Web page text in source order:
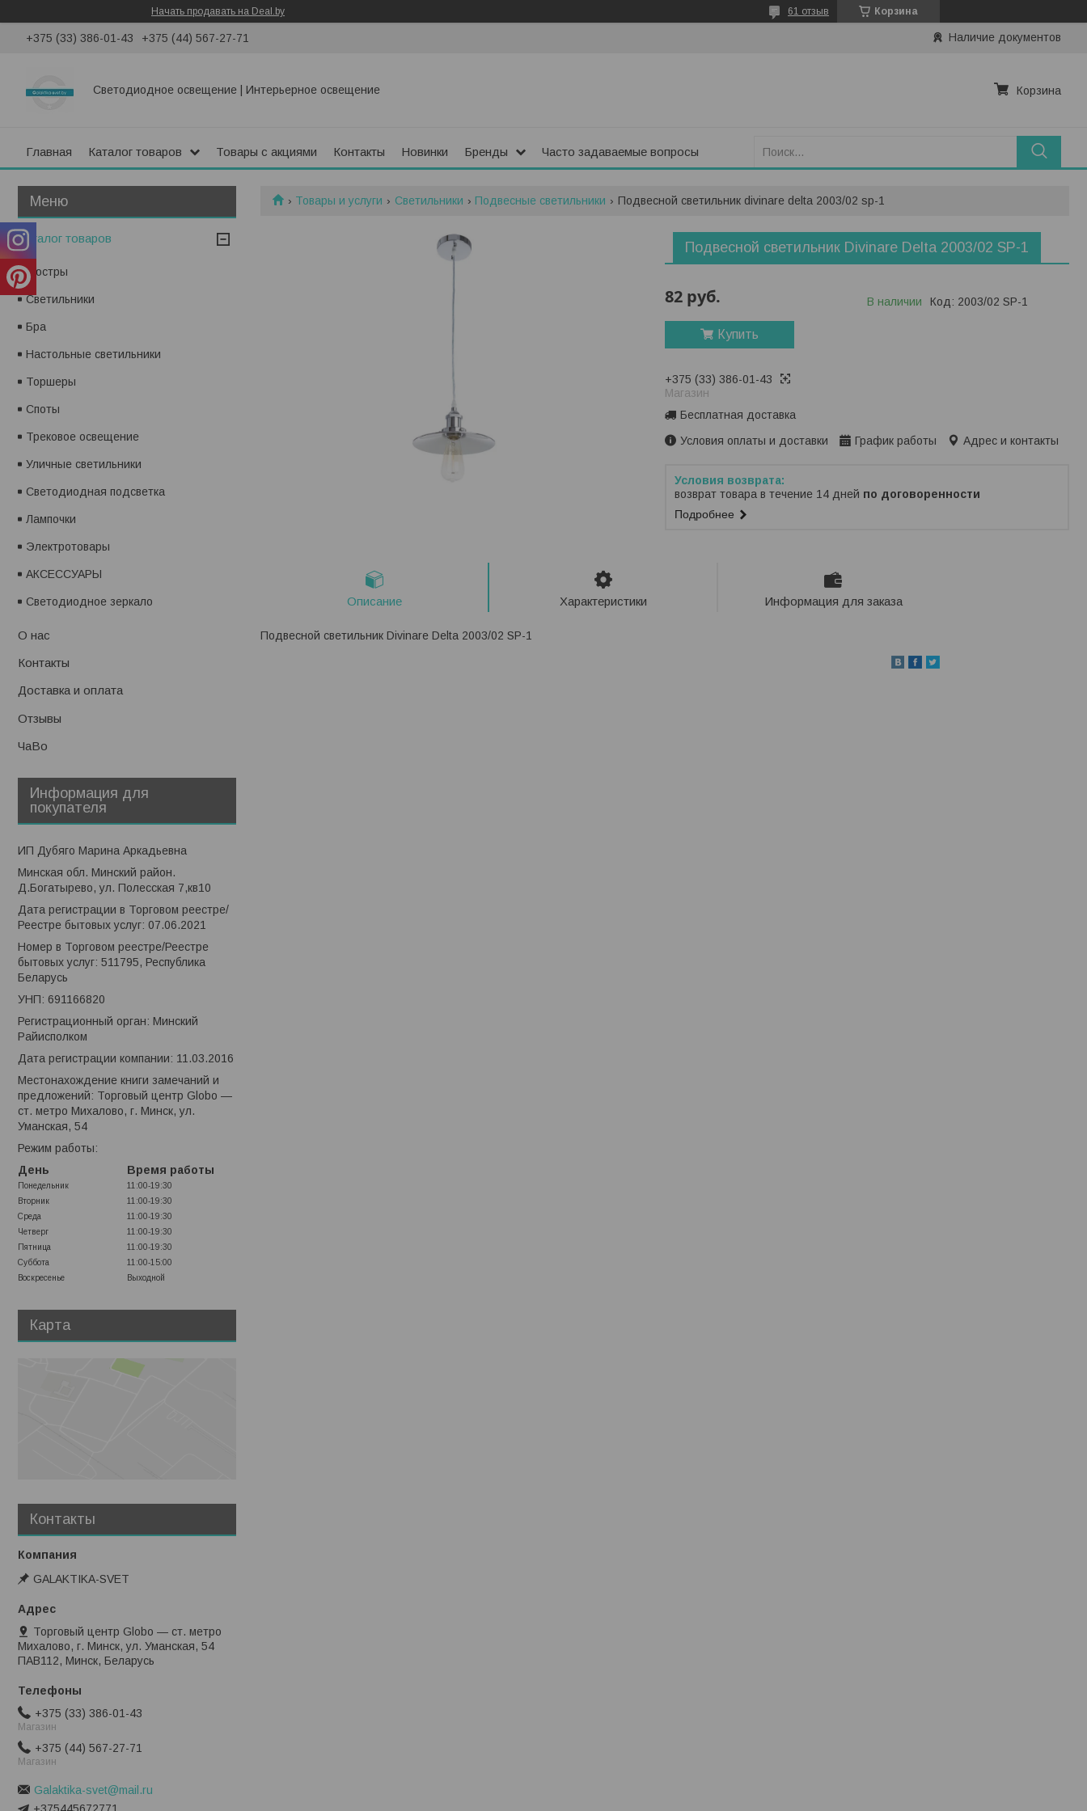
Начать продавать на Deal.by Корзина
61 отзыв
+375 (33) 386-01-43 +375 (44) 567-27-71 Наличие документов
Светодиодное освещение | Интерьерное освещение Корзина
Главная Каталог товаров Товары с акциями Контакты Новинки Бренды Часто задаваемые вопросы
Товары и услуги Светильники Подвесные светильники Подвесной светильник divinare delta 2003/02 sp-1
Подвесной светильник Divinare Delta 2003/02 SP-1
82 руб. В наличии Код: 2003/02 SP-1
Купить
+375 (33) 386-01-43
Магазин
Бесплатная доставка
Условия оплаты и доставки
График работы Адрес и контакты
возврат товара в течение 14 дней по договоренности
Подробнее
Описание Характеристики Информация для заказа
Подвесной светильник Divinare Delta 2003/02 SP-1
Каталог товаров
Люстры
Светильники
Бра
Настольные светильники
Торшеры
Споты
Трековое освещение
Уличные светильники
Светодиодная подсветка
Лампочки
Электротовары
АКСЕССУАРЫ
Светодиодное зеркало
О нас
Контакты
Доставка и оплата
Отзывы
ЧаВо
Информация для
покупателя
ИП Дубяго Марина Аркадьевна
Минская обл. Минский район.
Д.Богатырево, ул. Полесская 7,кв10
Дата регистрации в Торговом реестре/
Реестре бытовых услуг: 07.06.2021
Номер в Торговом реестре/Реестре
бытовых услуг: 511795, Республика
Беларусь
УНП: 691166820
Регистрационный орган: Минский
Райисполком
Дата регистрации компании: 11.03.2016
Местонахождение книги замечаний и
предложений: Торговый центр Globo —
ст. метро Михалово, г. Минск, ул.
Уманская, 54
Режим работы:
День
Время работы
Понедельник
11:00-19:30
Вторник
11:00-19:30
Среда
11:00-19:30
Четверг
11:00-19:30
Пятница
11:00-19:30
Суббота
11:00-15:00
Воскресенье
Выходной
Карта
Контакты
GALAKTIKA-SVET
Торговый центр Globo — ст. метро
Михалово, г. Минск, ул. Уманская, 54
ПАВ112, Минск, Беларусь
+375 (33) 386-01-43
Магазин
+375 (44) 567-27-71
Магазин
Galaktika-svet@mail.ru